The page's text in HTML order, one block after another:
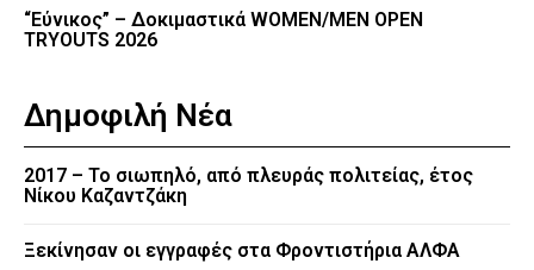
“Εύνικος” – Δοκιμαστικά WOMEN/MEN OPEN
TRYOUTS 2026
Δημοφιλή Νέα
2017 – Το σιωπηλό, από πλευράς πολιτείας, έτος
Νίκου Καζαντζάκη
Ξεκίνησαν οι εγγραφές στα Φροντιστήρια ΑΛΦΑ